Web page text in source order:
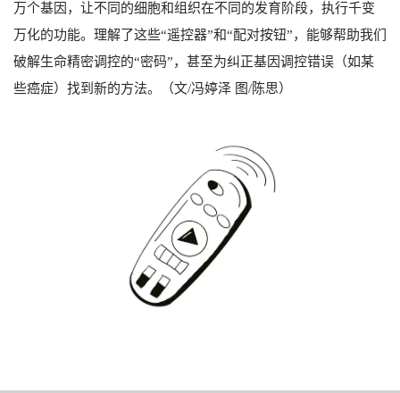
万个基因，让不同的细胞和组织在不同的发育阶段，执行千变
万化的功能。理解了这些“遥控器”和“配对按钮”，能够帮助我们
破解生命精密调控的“密码”，甚至为纠正基因调控错误（如某
些癌症）找到新的方法。（文/冯婷泽 图/陈思）